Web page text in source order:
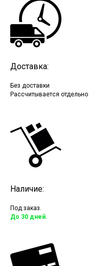
Доставка:
Без доставки
Рассчитывается отдельно
Наличие:
Под заказ.
До 30 дней.